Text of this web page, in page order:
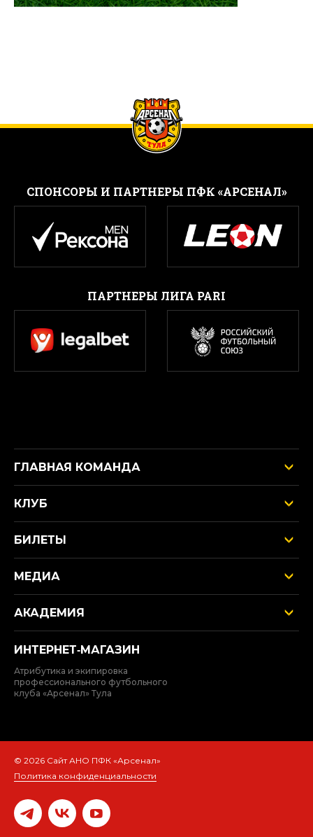
CПОНСОРЫ И ПАРТНЕРЫ ПФК «АРСЕНАЛ»
ПАРТНЕРЫ ЛИГА PARI
ГЛАВНАЯ КОМАНДА
КЛУБ
БИЛЕТЫ
МЕДИА
АКАДЕМИЯ
ИНТЕРНЕТ‑МАГАЗИН
Атрибутика и экипировка
профессионального футбольного
клуба «Арсенал» Тула
© 2026 Сайт АНО ПФК «Арсенал»
Политика конфиденциальности